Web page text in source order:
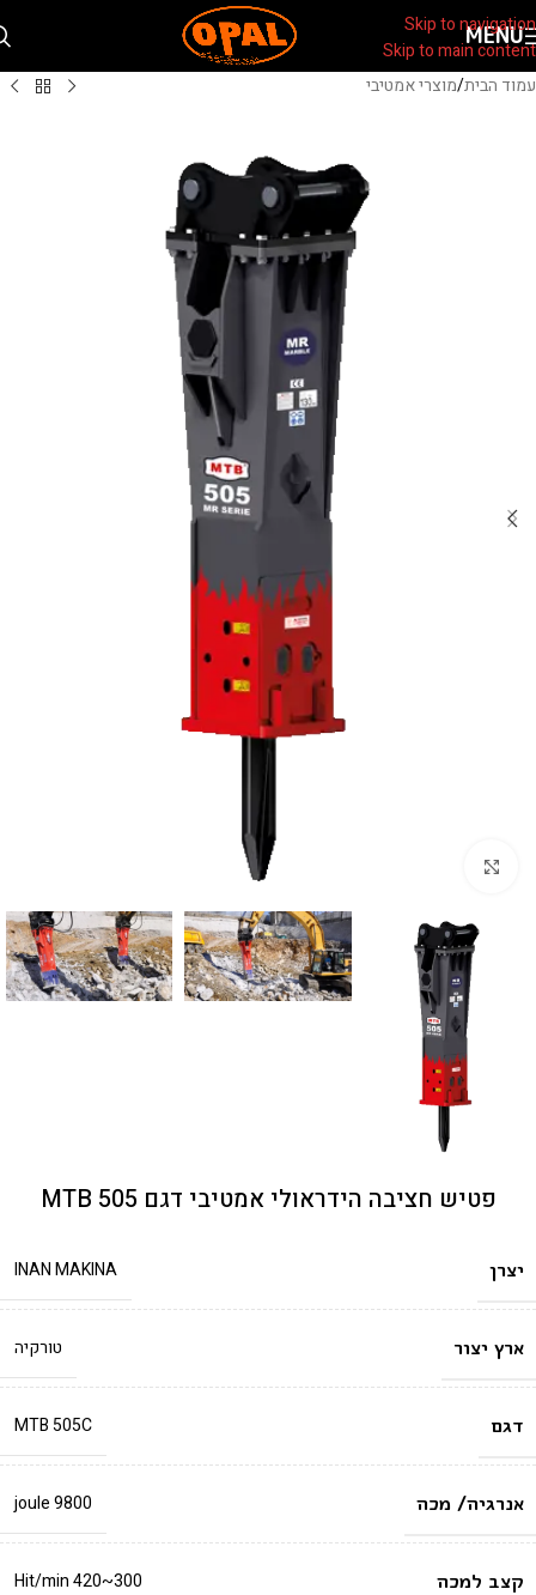
Skip to navigation
Skip to main content
MENU
עמוד הבית/מוצרי אמטיבי
פטיש חציבה הידראולי אמטיבי דגם MTB 505
יצרן INAN MAKINA
ארץ יצור טורקיה
דגם MTB 505C
אנרגיה/ מכה 9800 joule
קצב למכה 300~420 Hit/min